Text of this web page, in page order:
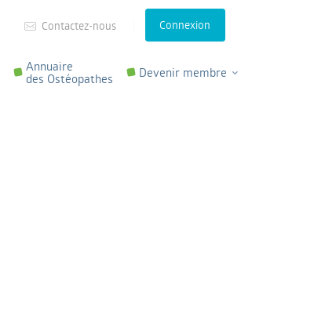
Contactez-nous Connexion
Annuaire
des Ostéopathes
Devenir membre